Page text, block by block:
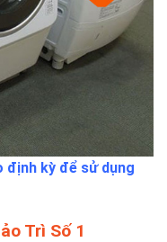
định kỳ để sử dụng
Trì Số 1